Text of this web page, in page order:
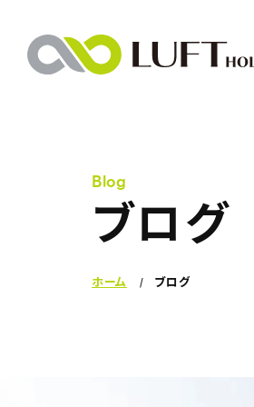
Blog
ブログ
ホーム ブログ